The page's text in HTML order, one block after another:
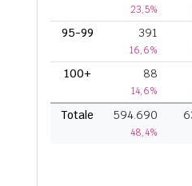
23,5%
95-99 391
16,6%
100+ 88
14,6%
Totale 594.690
48,4%